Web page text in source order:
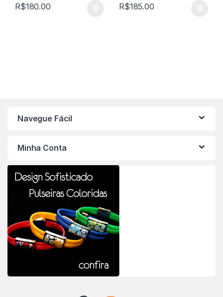
R$180.00 R$185.00
Navegue Fácil
Minha Conta